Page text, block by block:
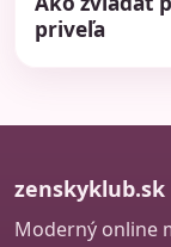
priveľa
zenskyklub.sk
Moderný online